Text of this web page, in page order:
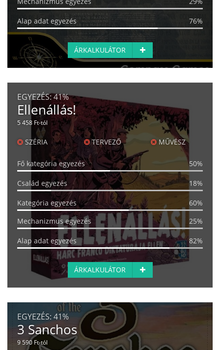
Alap adat egyezés 76%
ÁRKALKULÁTOR
EGYEZÉS:41%
Ellenállás!
5 458 Ft-tól
SZÉRIA TERVEZŐ MŰVÉSZ
Fő kategória egyezés 50%
Család egyezés 18%
Kategória egyezés
60%
Mechanizmus egyezés
25%
Alap adat egyezés 82%
ÁRKALKULÁTOR
EGYEZÉS: 41%
3 Sanchos
9 590 Ft-tól